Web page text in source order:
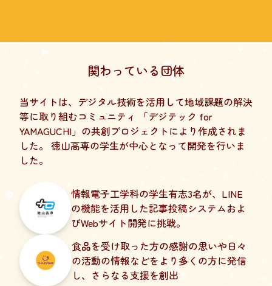
関わっている団体
当サイトは、デジタル技術を活用して地域課題の解決
等に取り組むコミュニティ 「デジテック for
YAMAGUCHI」の共創プロジェクトにより作成されま
した。 徳山高専の学生が中心となって開発を行いま
した。
情報電子工学科の学生有志3名が、LINE
の機能を活用した記事投稿システムおよ
びWebサイト開発に挑戦。
食品を受け取った方の感謝の思いや日々
の活動の情報などをより多くの方に発信
し、さらなる支援を創出